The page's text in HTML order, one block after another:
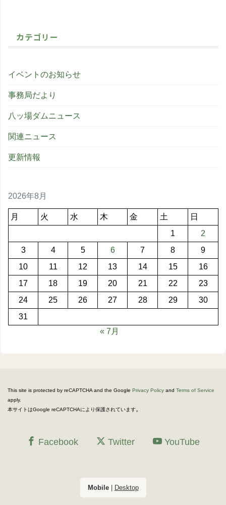
カテゴリー
イベントのお知らせ
事務局だより
八ッ場ダムニュース
関連ニュース
更新情報
2026年8月
月 火 水 木 金 土
日
1
2
3
4 5 6 7 8
9
10
11 12 13 14 15
16
17
18 19 20 21 22
23
24
25 26 27 28 29
30
31
« 7月
This site is protected by reCAPTCHA and the Google Privacy Policy and Terms of Service
apply.
本サイトはGoogle reCAPTCHAにより保護されています。
Facebook Twitter YouTube
Mobile| Desktop